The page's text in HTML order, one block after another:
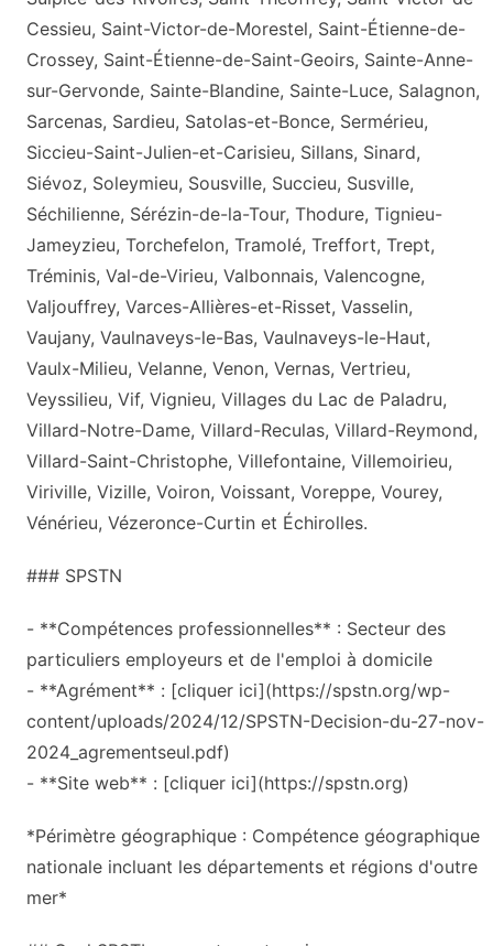
Cessieu, Saint-Victor-de-Morestel, Saint-Étienne-de-
Crossey, Saint-Étienne-de-Saint-Geoirs, Sainte-Anne-
sur-Gervonde, Sainte-Blandine, Sainte-Luce, Salagnon,
Sarcenas, Sardieu, Satolas-et-Bonce, Sermérieu,
Siccieu-Saint-Julien-et-Carisieu, Sillans, Sinard,
Siévoz, Soleymieu, Sousville, Succieu, Susville,
Séchilienne, Sérézin-de-la-Tour, Thodure, Tignieu-
Jameyzieu, Torchefelon, Tramolé, Treffort, Trept,
Tréminis, Val-de-Virieu, Valbonnais, Valencogne,
Valjouffrey, Varces-Allières-et-Risset, Vasselin,
Vaujany, Vaulnaveys-le-Bas, Vaulnaveys-le-Haut,
Vaulx-Milieu, Velanne, Venon, Vernas, Vertrieu,
Veyssilieu, Vif, Vignieu, Villages du Lac de Paladru,
Villard-Notre-Dame, Villard-Reculas, Villard-Reymond,
Villard-Saint-Christophe, Villefontaine, Villemoirieu,
Viriville, Vizille, Voiron, Voissant, Voreppe, Vourey,
Vénérieu, Vézeronce-Curtin et Échirolles.
### SPSTN
- **Compétences professionnelles** : Secteur des
particuliers employeurs et de l'emploi à domicile
- **Agrément** : [cliquer ici](https://spstn.org/wp-
content/uploads/2024/12/SPSTN-Decision-du-27-nov-
2024_agrementseul.pdf)
- **Site web** : [cliquer ici](https://spstn.org)
*Périmètre géographique : Compétence géographique
nationale incluant les départements et régions d'outre
mer*